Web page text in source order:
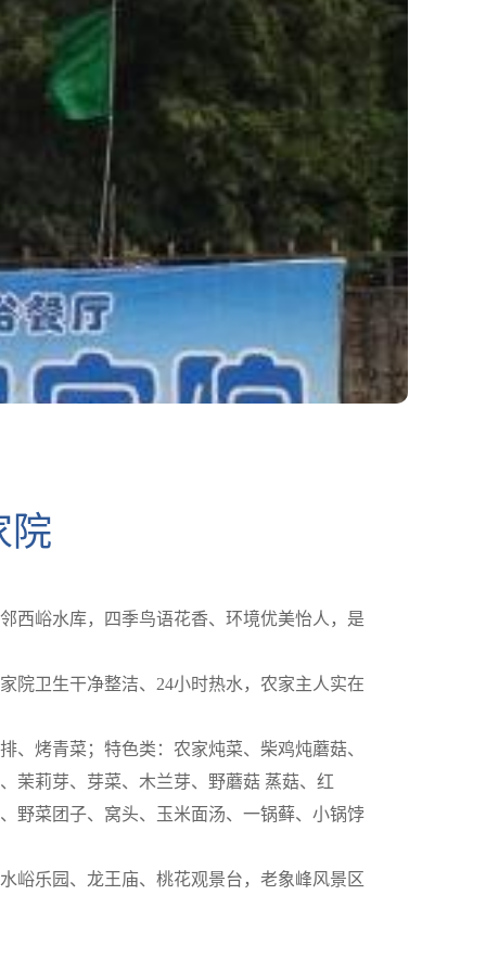
院
西峪水库，四季鸟语花香、环境优美怡人，是
院卫生干净整洁、24小时热水，农家主人实在
、烤青菜；特色类：农家炖菜、柴鸡炖蘑菇、
茉莉芽、芽菜、木兰芽、野蘑菇 蒸菇、红
野菜团子、窝头、玉米面汤、一锅藓、小锅饽
峪乐园、龙王庙、桃花观景台，老象峰风景区